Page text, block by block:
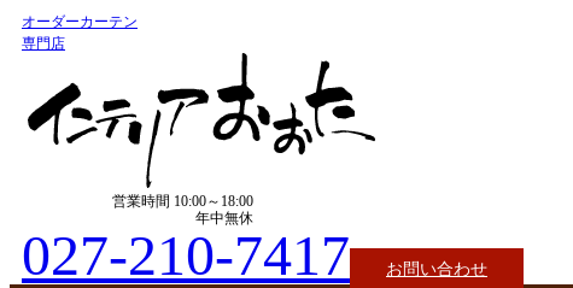
オーダーカーテン
専門店
営業時間 10:00～18:00
年中無休
027-210-7417 お問い合わせ